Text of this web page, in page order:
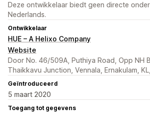
Deze ontwikkelaar biedt geen directe
Nederlands.
Ontwikkelaar
HUE – A Helixo Company
Website
Door No. 46/509A, Puthiya Road, Opp NH
Thaikkavu Junction, Vennala, Ernakulam,
Geïntroduceerd
5 maart 2020
Toegang tot gegevens